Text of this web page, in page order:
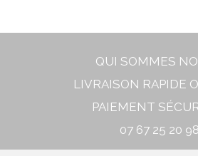
QUI SOMMES
LIVRAISON RAPIDE
PAIEMENT
07 67 25 20 98